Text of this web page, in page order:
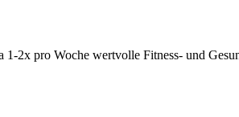
2x pro Woche wertvolle Fitness- und